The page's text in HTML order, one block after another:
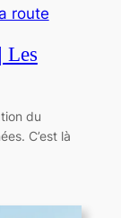
route
Les
du
C’est là